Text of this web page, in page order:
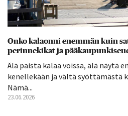
Onko kalaonni enemmän kuin
perinnekikat ja
Älä paista kalaa voissa, älä näytä
kenellekään ja vältä syöttämästä
Nämä...
23.06.2026